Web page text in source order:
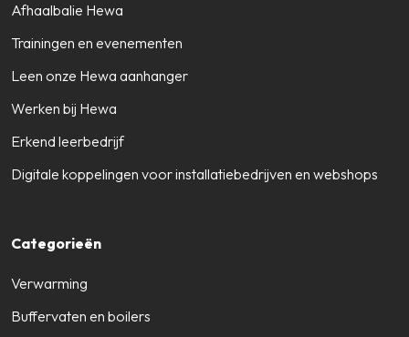
Afhaalbalie Hewa
Trainingen en evenementen
Leen onze Hewa aanhanger
Werken bij Hewa
Erkend leerbedrijf
Digitale koppelingen voor installatiebedrijven en webshops
Categorieën
Verwarming
Buffervaten en boilers